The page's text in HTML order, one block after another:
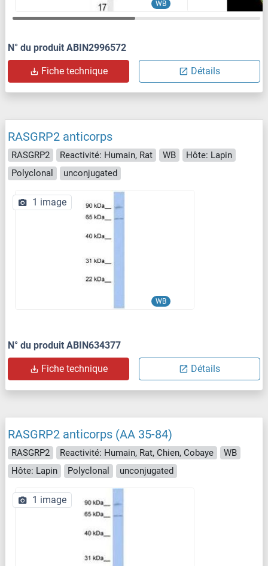
WB
N° du produit ABIN2996572
Fiche technique Détails
RASGRP2 anticorps
RASGRP2 Reactivité: Humain, Rat WB
Hôte: Lapin
Polyclonal
unconjugated
WB
1 image
N° du produit ABIN634377
Fiche technique Détails
RASGRP2 anticorps (AA 35-84)
RASGRP2 Reactivité: Humain, Rat, Chien, Cobaye
WB
Hôte: Lapin
Polyclonal unconjugated
1 image